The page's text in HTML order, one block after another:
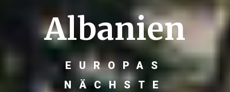
Albanien
EUROPAS
NÄCHSTE